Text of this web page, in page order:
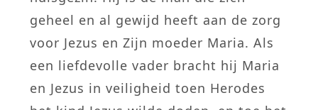
geheel en al gewijd heeft aan de zorg
voor Jezus en Zijn moeder Maria. Als
een liefdevolle vader bracht hij Maria
en Jezus in veiligheid toen Herodes